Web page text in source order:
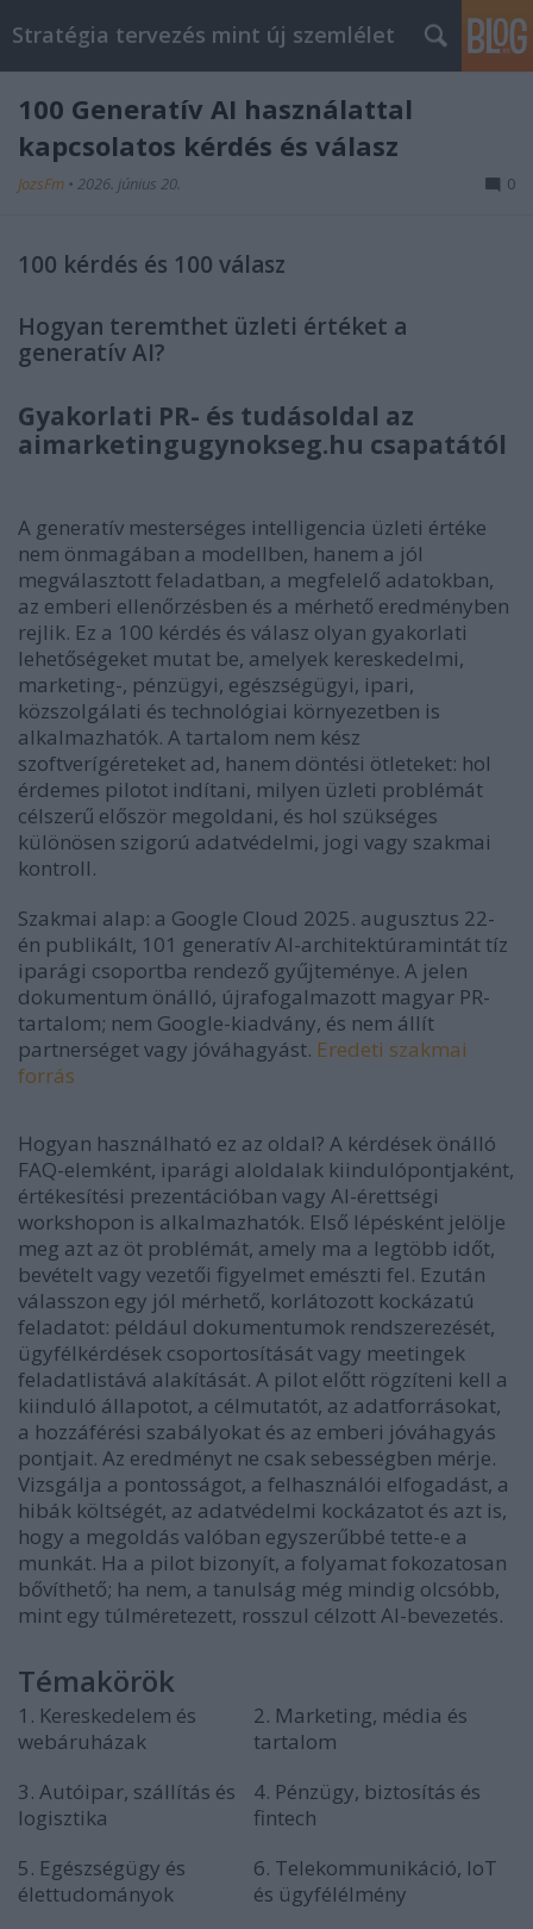
Stratégia tervezés mint új szemlélet
100 Generatív AI használattal
kapcsolatos kérdés és válasz
JozsFm • 2026. június 20. 0
100 kérdés és 100 válasz
Hogyan teremthet üzleti értéket a
generatív AI?
Gyakorlati PR- és tudásoldal az
aimarketingugynokseg.hu csapatától
A generatív mesterséges intelligencia üzleti értéke
nem önmagában a modellben, hanem a jól
megválasztott feladatban, a megfelelő adatokban,
az emberi ellenőrzésben és a mérhető eredményben
rejlik. Ez a 100 kérdés és válasz olyan gyakorlati
lehetőségeket mutat be, amelyek kereskedelmi,
marketing-, pénzügyi, egészségügyi, ipari,
közszolgálati és technológiai környezetben is
alkalmazhatók. A tartalom nem kész
szoftverígéreteket ad, hanem döntési ötleteket: hol
érdemes pilotot indítani, milyen üzleti problémát
célszerű először megoldani, és hol szükséges
különösen szigorú adatvédelmi, jogi vagy szakmai
kontroll.
Szakmai alap: a Google Cloud 2025. augusztus 22-
én publikált, 101 generatív AI-architektúramintát tíz
iparági csoportba rendező gyűjteménye. A jelen
dokumentum önálló, újrafogalmazott magyar PR-
tartalom; nem Google-kiadvány, és nem állít
partnerséget vagy jóváhagyást. Eredeti szakmai
forrás
Hogyan használható ez az oldal? A kérdések önálló
FAQ-elemként, iparági aloldalak kiindulópontjaként,
értékesítési prezentációban vagy AI-érettségi
workshopon is alkalmazhatók. Első lépésként jelölje
meg azt az öt problémát, amely ma a legtöbb időt,
bevételt vagy vezetői figyelmet emészti fel. Ezután
válasszon egy jól mérhető, korlátozott kockázatú
feladatot: például dokumentumok rendszerezését,
ügyfélkérdések csoportosítását vagy meetingek
feladatlistává alakítását. A pilot előtt rögzíteni kell a
kiinduló állapotot, a célmutatót, az adatforrásokat,
a hozzáférési szabályokat és az emberi jóváhagyás
pontjait. Az eredményt ne csak sebességben mérje.
Vizsgálja a pontosságot, a felhasználói elfogadást, a
hibák költségét, az adatvédelmi kockázatot és azt is,
hogy a megoldás valóban egyszerűbbé tette-e a
munkát. Ha a pilot bizonyít, a folyamat fokozatosan
bővíthető; ha nem, a tanulság még mindig olcsóbb,
mint egy túlméretezett, rosszul célzott AI-bevezetés.
Témakörök
1. Kereskedelem és
webáruházak
2. Marketing, média és
tartalom
3. Autóipar, szállítás és
logisztika
4. Pénzügy, biztosítás és
fintech
5. Egészségügy és
élettudományok
6. Telekommunikáció, IoT
és ügyfélélmény